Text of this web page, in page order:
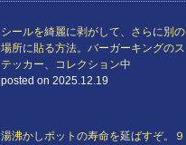
シールを綺麗に剥がして、さらに別の
場所に貼る方法。バーガーキングのス
テッカー、コレクション中
posted on 2025.12.19
湯沸かしポットの寿命を延ばすぞ。９